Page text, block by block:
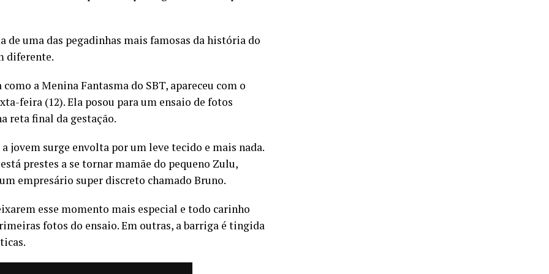
de uma das pegadinhas mais famosas da história do
diferente.
a Menina Fantasma do SBT, apareceu com o
feira (12). Ela posou para um ensaio de fotos
reta final da gestação.
jovem surge envolta por um leve tecido e mais nada.
prestes a se tornar mamãe do pequeno Zulu,
empresário super discreto chamado Bruno.
esse momento mais especial e todo carinho
fotos do ensaio. Em outras, a barriga é tingida